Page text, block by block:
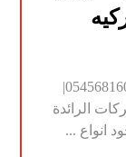
شركة تركيب باركيه في ام القيوين |0545681606|
الرائدة
انواع ...